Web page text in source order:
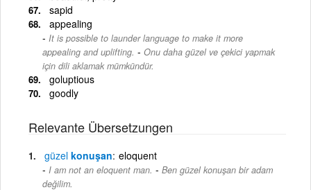
sapid
appealing
It is possible to launder language to make it more
appealing and uplifting. - Onu daha güzel ve çekici yapmak
için dili aklamak mümkündür.
goluptious
goodly
Relevante Übersetzungen
güzel konuşan eloquent
I am not an eloquent man. - Ben güzel konuşan bir adam
değilim.